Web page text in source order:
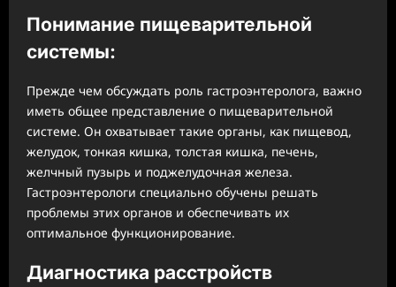
Понимание пищеварительной
системы:
Прежде чем обсуждать роль гастроэнтеролога, важно
иметь общее представление о пищеварительной
системе. Он охватывает такие органы, как пищевод,
желудок, тонкая кишка, толстая кишка, печень,
желчный пузырь и поджелудочная железа.
Гастроэнтерологи специально обучены решать
проблемы этих органов и обеспечивать их
оптимальное функционирование.
Диагностика расстройств